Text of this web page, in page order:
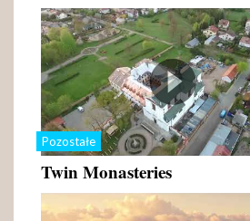
Pozostałe
Twin Monasteries